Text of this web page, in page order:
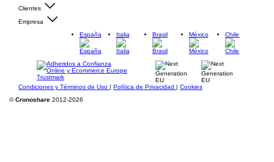
Clientes
Empresa
España
Italia Brasil México Chile
Condiciones y Términos de Uso | Política de Privacidad | Cookies
©Cronoshare 2012-2026